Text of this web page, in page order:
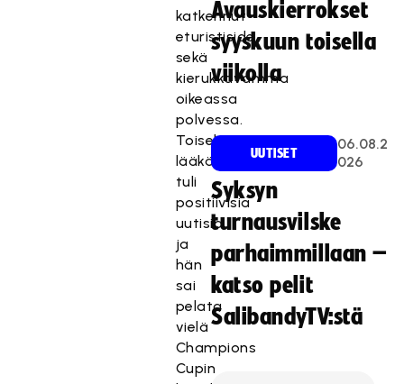
katkennut
eturistiside
sekä
kierukkavamma
oikeassa
polvessa.
Toiselta
lääkärikäynniltä
tuli
positiivisia
uutisia,
ja
hän
sai
pelata
vielä
Champions
Cupin
Avauskierrokset
syyskuun toisella
viikolla
UUTISET
06.08.2
026
Syksyn
turnausvilske
parhaimmillaan –
katso pelit
SalibandyTV:stä